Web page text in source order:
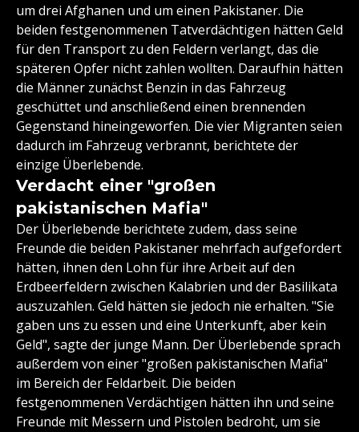
um drei Afghanen und um einen Pakistaner. Die
beiden festgenommenen Tatverdächtigen hätten Geld
für den Transport zu den Feldern verlangt, das die
späteren Opfer nicht zahlen wollten. Daraufhin hätten
die Männer zunächst Benzin in das Fahrzeug
geschüttet und anschließend einen brennenden
Gegenstand hineingeworfen. Die vier Migranten seien
dadurch im Fahrzeug verbrannt, berichtete der
einzige Überlebende.
Verdacht einer "großen
pakistanischen Mafia"
Der Überlebende berichtete zudem, dass seine
Freunde die beiden Pakistaner mehrfach aufgefordert
hätten, ihnen den Lohn für ihre Arbeit auf den
Erdbeerfeldern zwischen Kalabrien und der Basilikata
auszuzahlen. Geld hätten sie jedoch nie erhalten. "Sie
gaben uns zu essen und eine Unterkunft, aber kein
Geld", sagte der junge Mann. Der Überlebende sprach
außerdem von einer "großen pakistanischen Mafia"
im Bereich der Feldarbeit. Die beiden
festgenommenen Verdächtigen hätten ihn und seine
Freunde mit Messern und Pistolen bedroht, um sie